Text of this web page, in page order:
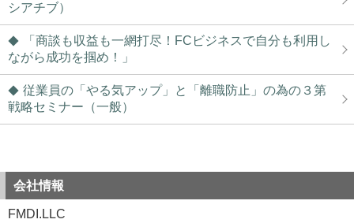
シアチブ）
「商談も収益も一網打尽！FCビジネスで自分も利用し
ながら成功を掴め！」
従業員の「やる気アップ」と「離職防止」の為の３第
戦略セミナー（一般）
会社情報
FMDI.LLC